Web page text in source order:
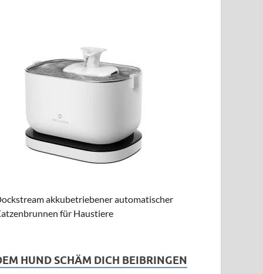
akkubetriebener automatischer
für Haustiere
HUND SCHÄM DICH BEIBRINGEN